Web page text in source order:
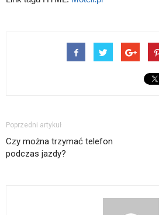
Poprzedni artykuł
Czy można trzymać telefon
podczas jazdy?